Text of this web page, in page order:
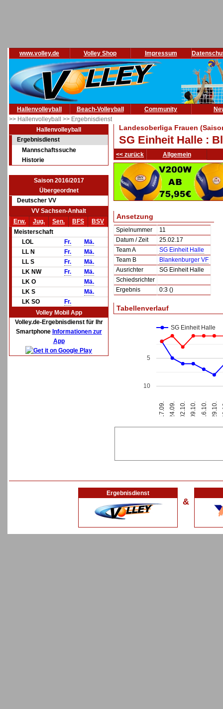
www.volley.de Volley Shop Impressum
Hallenvolleyball Beach-Volleyball Community
>> Hallenvolleyball >> Ergebnisdienst
Hallenvolleyball
Ergebnisdienst
Mannschaftssuche
Historie
Saison 2016/2017
Übergeordnet
Deutscher VV
VV Sachsen-Anhalt
Erw.
Jug. Sen. BFS
BSV
Meisterschaft
LOL
Fr.
Mä.
LL N
Fr.
Mä.
LL S
Fr.
Mä.
LK NW
Fr.
Mä.
LK O
Mä.
LK S
Mä.
LK SO
Fr.
Volley Mobil App
Volley.de-Ergebnisdienst für Ihr
Smartphone Informationen zur
App
Landesoberliga Frauen
SG Einheit Halle :
<< zurück Allgemein
Ansetzung
Spielnummer
11
Datum / Zeit
25.02.17
Team A
SG Einheit Halle
Team B
Blankenburger VF
Ausrichter
SG Einheit Halle
Schiedsrichter
Ergebnis
0:3 ()
Tabellenverlauf
SG Einheit Halle
17.09. 24.09. 02.10. 09.10. 16.10. 29.10.
5
10
Ergebnisdienst
&